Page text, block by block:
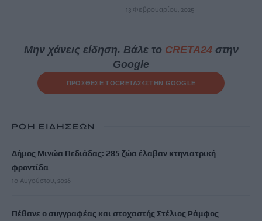
13 Φεβρουαρίου, 2025
Μην χάνεις είδηση. Βάλε το CRETA24στην
Google
ΠΡΟΣΘΕΣΕ ΤΟCRETA24ΣΤΗΝ GOOGLE
ΡΟΗ ΕΙΔΗΣΕΩΝ
Δήμος Μινώα Πεδιάδας: 285 ζώα έλαβαν κτηνιατρική
φροντίδα
10 Αυγούστου, 2026
Πέθανε ο συγγραφέας και στοχαστής Στέλιος Ράμφος